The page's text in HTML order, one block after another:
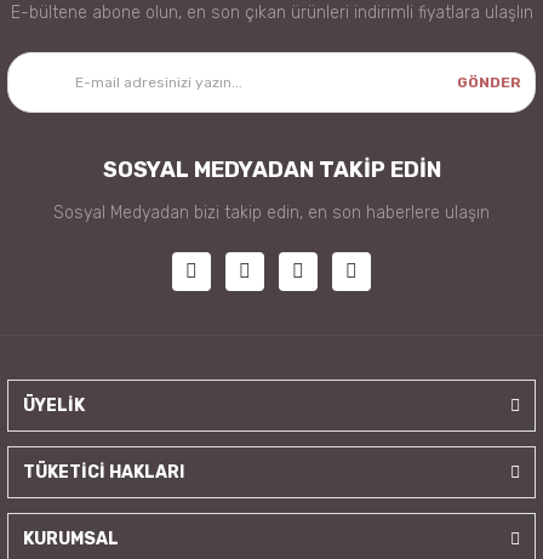
E-bültene abone olun, en son çıkan ürünleri indirimli fiyatlara ulaşlın
GÖNDER
SOSYAL MEDYADAN TAKİP EDİN
Sosyal Medyadan bizi takip edin, en son haberlere ulaşın
ÜYELİK
TÜKETİCİ HAKLARI
KURUMSAL